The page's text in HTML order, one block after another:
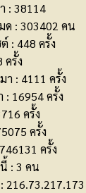
: 38114
ด : 303402 คน
: 448 ครั้ง
ครั้ง
: 4111 ครั้ง
: 16954 ครั้ง
ครั้ง
ครั้ง
ครั้ง
: 3 คน
216.73.217.173